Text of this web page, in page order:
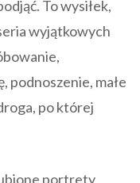
To wysiłek,
wyjątkowych
podnoszenie, małe
po której
portrety